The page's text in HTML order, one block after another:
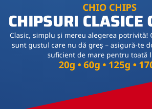
CHIO CHIPS
CHIPSURI CLASICE
Clasic, simplu și mereu alegerea potrivită!
sunt gustul care nu dă greș – asigură-te
suficient de mare pentru toată
20g • 60g • 125g •